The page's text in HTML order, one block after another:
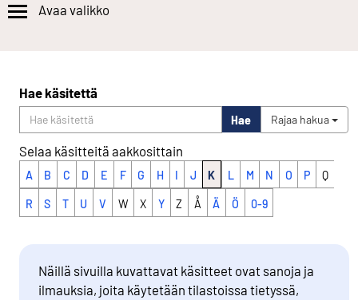
Avaa valikko
Hae käsitettä
Hae Rajaa hakua
Selaa käsitteitä aakkosittain
A B C D E F G H I J K L M N O P Q
R S T U V W X Y Z Å Ä Ö 0-9
Näillä sivuilla kuvattavat käsitteet ovat sanoja ja
ilmauksia, joita käytetään tilastoissa tietyssä,